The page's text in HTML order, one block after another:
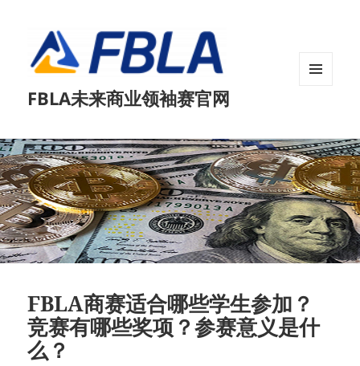
FBLA未来商业领袖赛官网
FBLA商赛适合哪些学生参加？
竞赛有哪些奖项？参赛意义是什
么？